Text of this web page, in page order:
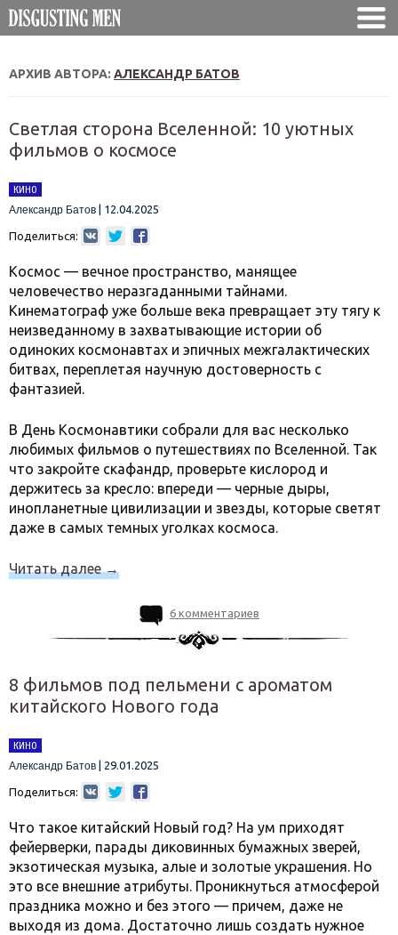
АРХИВ АВТОРА: АЛЕКСАНДР БАТОВ
Светлая сторона Вселенной: 10 уютных
фильмов о космосе
КИНО
Александр Батов
12.04.2025
Поделиться:
Космос — вечное пространство, манящее
человечество неразгаданными тайнами.
Кинематограф уже больше века превращает эту тягу к
неизведанному в захватывающие истории об
одиноких космонавтах и эпичных межгалактических
битвах, переплетая научную достоверность с
фантазией.
В День Космонавтики собрали для вас несколько
любимых фильмов о путешествиях по Вселенной. Так
что закройте скафандр, проверьте кислород и
держитесь за кресло: впереди — черные дыры,
инопланетные цивилизации и звезды, которые светят
даже в самых темных уголках космоса.
Читать далее→
6 комментариев
8 фильмов под пельмени с ароматом
китайского Нового года
КИНО
Александр Батов
29.01.2025
Поделиться:
Что такое китайский Новый год? На ум приходят
фейерверки, парады диковинных бумажных зверей,
экзотическая музыка, алые и золотые украшения. Но
это все внешние атрибуты. Проникнуться атмосферой
праздника можно и без этого — причем, даже не
выходя из дома. Достаточно лишь создать нужное